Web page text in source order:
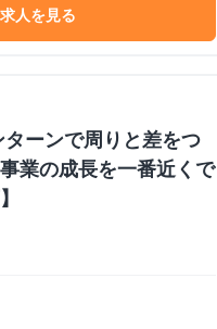
求人を見る
ーンで周りと差をつ
業の成長を一番近くで